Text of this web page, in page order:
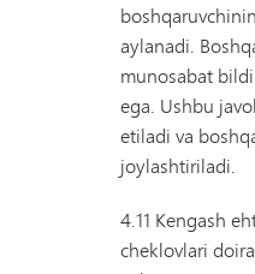
aylanadi.
munosabat
ega. Ushbu
etiladi va
joylashtiriladi.
4.11 Kengash
cheklovlari